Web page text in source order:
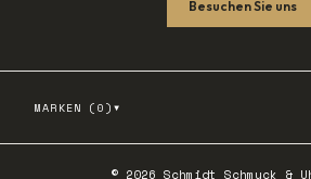
Besuchen Sie uns
MARKEN ( 0 ) ▾
© 2026 Schmidt Schmuck &